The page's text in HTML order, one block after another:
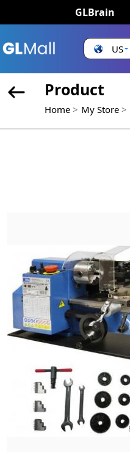
GLBrain
US
Product
Home My Store